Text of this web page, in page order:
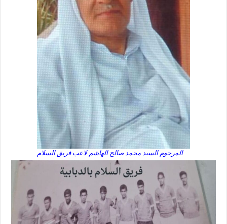
المرحوم السيد محمد صالح الهاشم لاعب فريق السلام